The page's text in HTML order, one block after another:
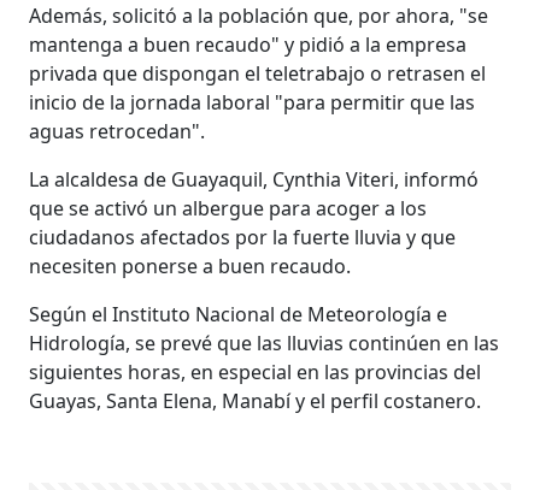
Además, solicitó a la población que, por ahora, "se
mantenga a buen recaudo" y pidió a la empresa
privada que dispongan el teletrabajo o retrasen el
inicio de la jornada laboral "para permitir que las
aguas retrocedan".
La alcaldesa de Guayaquil, Cynthia Viteri, informó
que se activó un albergue para acoger a los
ciudadanos afectados por la fuerte lluvia y que
necesiten ponerse a buen recaudo.
Según el Instituto Nacional de Meteorología e
Hidrología, se prevé que las lluvias continúen en las
siguientes horas, en especial en las provincias del
Guayas, Santa Elena, Manabí y el perfil costanero.